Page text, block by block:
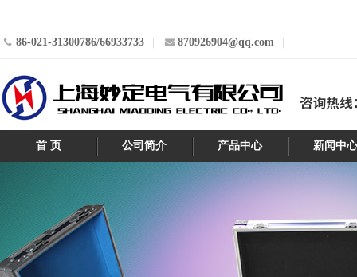
86-021-31300786/66933733 870926904@qq.com
首 页 公司简介 产品中心 新闻中